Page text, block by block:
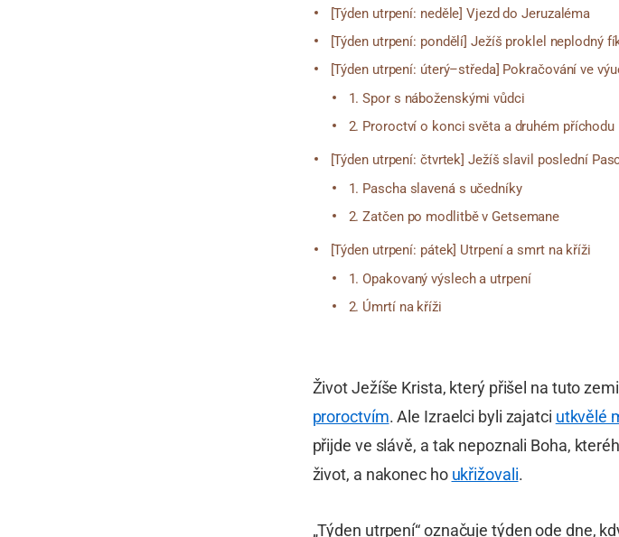
[Týden utrpení: neděle] Vjezd do Jeruzaléma
[Týden utrpení: pondělí] Ježíš proklel neplodný
[Týden utrpení: úterý–středa] Pokračování ve
1. Spor s náboženskými vůdci
2. Proroctví o konci světa a druhém příchodu
[Týden utrpení: čtvrtek] Ježíš slavil poslední
1. Pascha slavená s učedníky
2. Zatčen po modlitbě v Getsemane
[Týden utrpení: pátek] Utrpení a smrt na kříži
1. Opakovaný výslech a utrpení
2. Úmrtí na kříži
Život Ježíše Krista, který přišel na tuto
proroctvím. Ale Izraelci byli zajatci utkvělé
přijde ve slávě, a tak nepoznali Boha,
život, a nakonec ho ukřižovali.
„Týden utrpení“ označuje týden ode dne,